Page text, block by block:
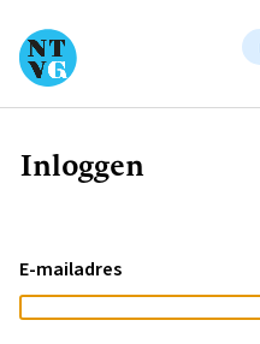
Kruimelpad
Inloggen
E-mailadres